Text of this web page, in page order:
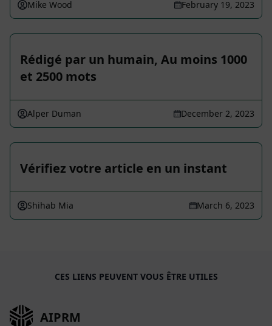
Mike Wood February 19, 2023
Rédigé par un humain, Au moins 1000
et 2500 mots
Alper Duman December 2, 2023
Vérifiez votre article en un instant
Shihab Mia March 6, 2023
CES LIENS PEUVENT VOUS ÊTRE UTILES
AIPRM